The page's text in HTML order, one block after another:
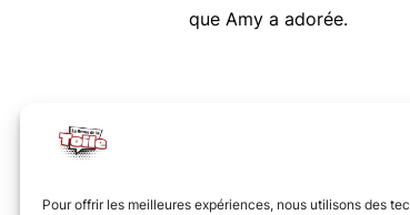
Pour offrir les meilleures expériences, nous utilisons des
que Amy a adorée.
Nous vous invitons à rejoindre la